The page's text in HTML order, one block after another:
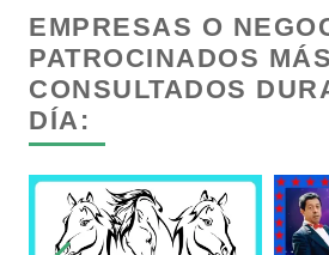
Control de Plagas
Copiadoras
EMPRESAS O
PATROCINADOS MÁS
CONSULTADOS
DÍA: